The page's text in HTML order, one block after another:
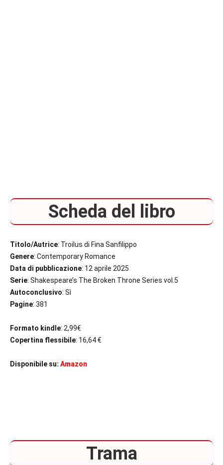
Scheda del libro
Titolo/Autrice: Troilus di Fina Sanfilippo
Genere: Contemporary Romance
Data di pubblicazione: 12 aprile 2025
Serie: Shakespeare’s The Broken Throne Series vol.5
Autoconclusivo: Sì
Pagine: 381
Formato kindle: 2,99€
Copertina flessibile: 16,64 €
Disponibile su: Amazon
Trama